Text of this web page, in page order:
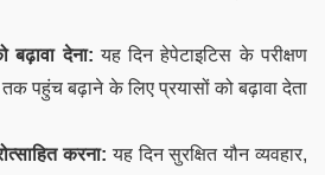
बढ़ावा देना: यह दिन हेपेटाइटिस के परीक्षण
पहुंच बढ़ाने के लिए प्रयासों को बढ़ावा देता
करना: यह दिन सुरक्षित यौन व्यवहार,